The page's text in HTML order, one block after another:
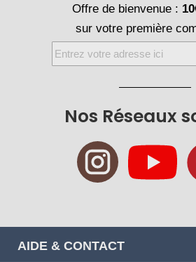
Nos Réseaux
Offre de bienvenue :
sur votre première
Inscription
à
AIDE & CONTACT